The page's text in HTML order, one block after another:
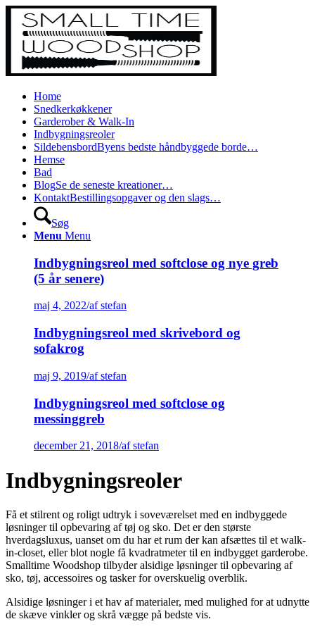
Home
Snedkerkøkkener
Garderober & Walk-In
Indbygningsreoler
SildebensbordByens bedste håndbyggede borde…
Hemse
Bad
BlogSe de seneste kreationer…
KontaktBestillingsopgaver og den slags…
Søg
Menu Menu
Indbygningsreol med softclose og nye greb
(5 år senere)
maj 4, 2022/af stefan
Indbygningsreol med skrivebord og
sofakrog
maj 9, 2019/af stefan
Indbygningsreol med softclose og
messinggreb
december 21, 2018/af stefan
Indbygningsreoler
Få et stilrent og roligt udtryk i soveværelset med en indbyggede
løsninger til opbevaring af tøj og sko. Det er den største
hverdagsluxus, uanset om du har et rum der kan afsættes til et walk-
in-closet, eller blot nogle få kvadratmeter til en indbygget garderobe.
Smalltime Woodshop tilbyder alsidige løsninger til opbevaring af
sko, tøj, accessoires og tasker for overskuelig overblik.
Alsidige løsninger i et hav af materialer, med mulighed for at udnytte
de skæve vinkler og skrå vægge på bedste vis.